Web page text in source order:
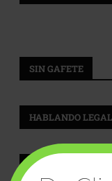
SIN GAFETE
HABLANDO
EL TIP NOTARIAL